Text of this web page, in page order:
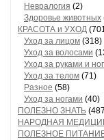
Невралогия (2)
Здоровье животных
КРАСОТА и УХОД
Уход за лицом (318)
Уход за волосами
Уход за руками и
Уход за телом (71)
Разное (58)
Уход за ногами (40)
ПОЛЕЗНО ЗНАТЬ
НАРОДНАЯ
ПОЛЕЗНОЕ